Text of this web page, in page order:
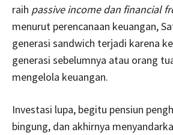
raih passive income dan financial
menurut perencanaan keuangan,
generasi sandwich terjadi karena
generasi sebelumnya atau orang
mengelola keuangan.
Investasi lupa, begitu pensiun
bingung, dan akhirnya